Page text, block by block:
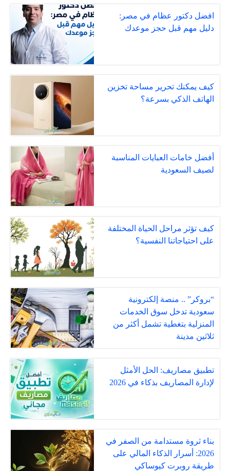
افضل دكتور عظام في مصر:
دليل مهم قبل حجز موعدك
كيف يمكنك تحرير مساحة تخزين
الهاتف الذكي بسرعة؟
أفضل خامات العبايات المناسبة
لصيف السعودية
كيف تؤثر مراحل الحياة المختلفة
على احتياجاتنا النفسية؟
“بروكر” .. منصة إلكترونية
سعودية تدخل سوق الخدمات
المنزلية بتغطية تشمل أكثر من
ثلاثين مدينة
تطبيق مصاريف: الحل الأمثل
لإدارة المصاريف بذكاء في 2026
بناء ثروة مستدامة من الصفر في
2026: أسرار الذكاء المالي على
طريقة روبرت كيوساكي